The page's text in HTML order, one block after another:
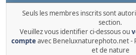
Seuls les membres inscrits sont
section.
Veuillez vous identifier ci-dessous ou
compteavec Beneluxnaturephoto.net -
et de nature